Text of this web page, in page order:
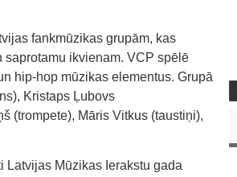
fankmūzikas grupām, kas
ikvienam. VCP spēlē
hip-hop mūzikas elementus. Grupā
Kristaps Ļubovs
(trompete), Māris Vitkus (taustiņi),
Mūzikas Ierakstu gada